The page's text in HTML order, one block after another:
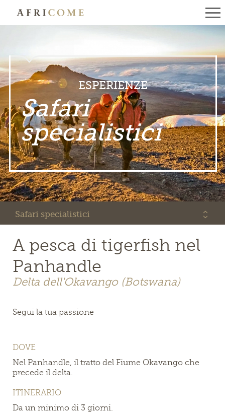
ESPERIENZE
Safari
specialistici
Safari specialistici
A pesca di tigerfish nel
Panhandle
Delta dell'Okavango (Botswana)
Segui la tua passione
DOVE
Nel Panhandle, il tratto del Fiume Okavango che
precede il delta.
ITINERARIO
Da un minimo di 3 giorni.